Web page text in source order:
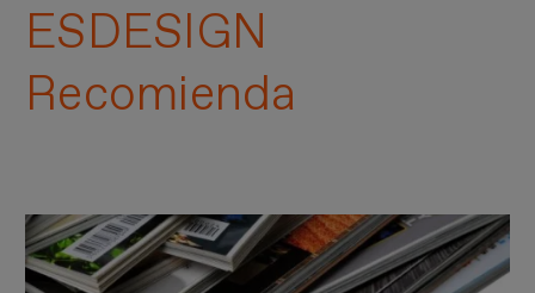
ESDESIGN
Recomienda